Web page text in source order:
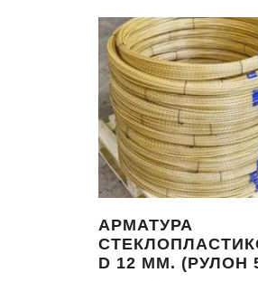
АРМАТУРА
D 12 ММ. (РУЛОН